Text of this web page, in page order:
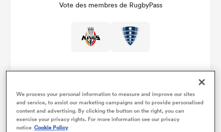
Vote des membres de RugbyPass
Détails du match
We process your personal information to measure and improve our sites
and service, to assist our marketing campaigns and to provide personalised
content and advertising. By clicking the button on the right, you can
exercise your privacy rights. For more information see our privacy
notice Cookie Policy